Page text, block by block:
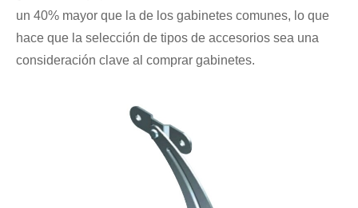
un 40% mayor que la de los gabinetes comunes, lo que
hace que la selección de tipos de accesorios sea una
consideración clave al comprar gabinetes.